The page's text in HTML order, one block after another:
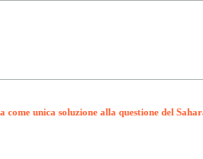
unica soluzione alla questione del